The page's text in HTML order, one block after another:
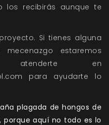
los recibirás aunque te
Si tienes alguna
estaremos
atenderte en
para ayudarte lo
plagada de hongos de
porque aquí no todo es lo